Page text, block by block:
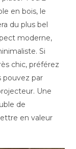
en bois, le
du plus bel
moderne,
Si
chic, préférez
pouvez par
Une
de
en valeur